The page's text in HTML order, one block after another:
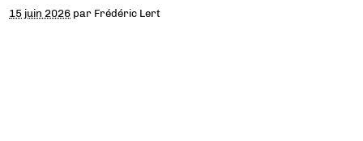
15 juin 2026 par Frédéric Lert